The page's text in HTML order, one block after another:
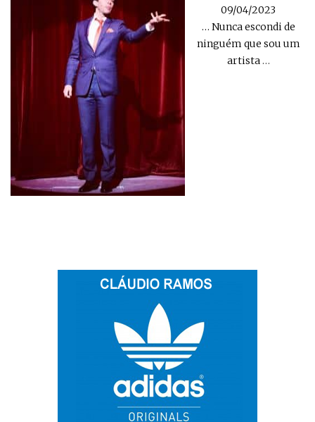
09/04/2023
… Nunca escondi de
ninguém que sou um
artista…